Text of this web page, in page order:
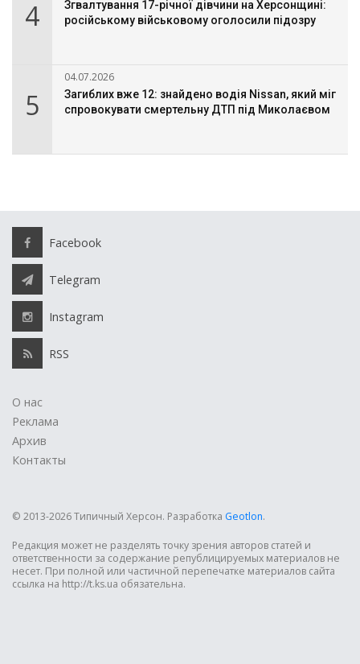
4
Згвалтування 17-річної дівчини на Херсонщині:
російському військовому оголосили підозру
5
04.07.2026
Загиблих вже 12: знайдено водія Nissan, який міг
спровокувати смертельну ДТП під Миколаєвом
Facebook
Telegram
Instagram
RSS
О нас
Реклама
Архив
Контакты
© 2013-2026 Типичный Херсон. Разработка Geotlon.
Редакция может не разделять точку зрения авторов статей и
ответственности за содержание републицируемых материалов не
несет. При полной или частичной перепечатке материалов сайта
ссылка на http://t.ks.ua обязательна.